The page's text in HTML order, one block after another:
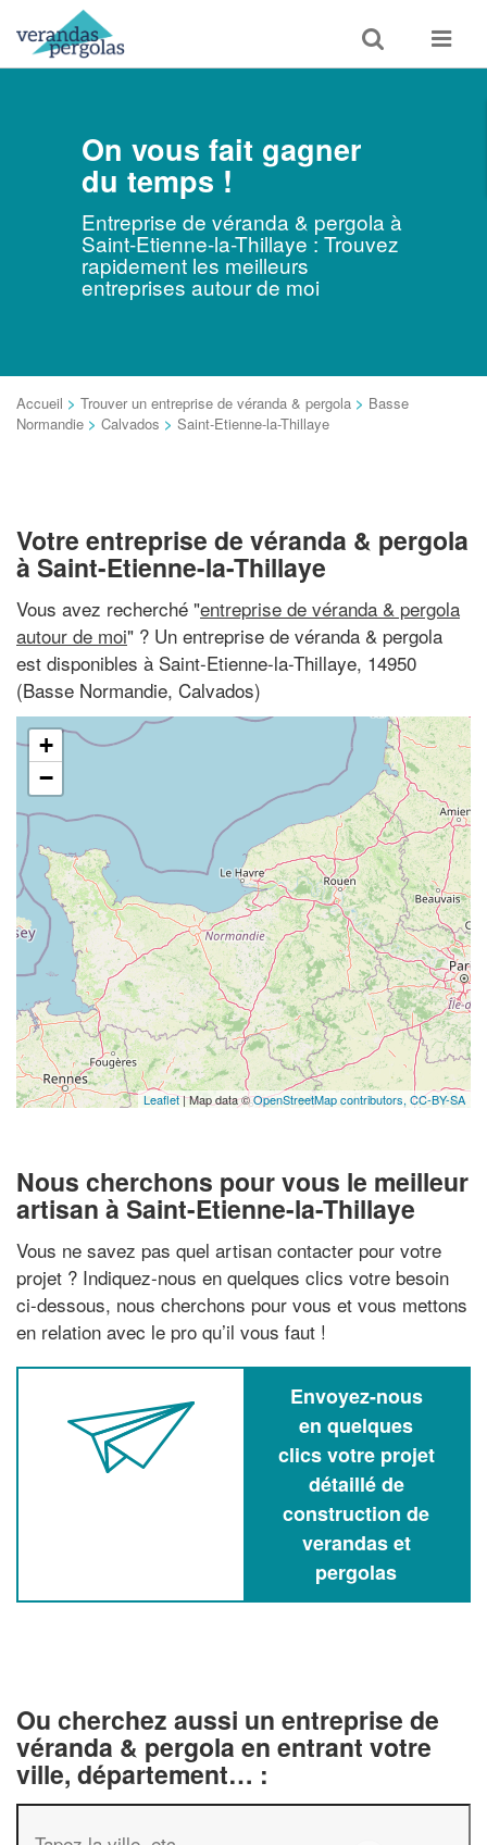
Toggle
search
Toggle
On vous fait gagner
du temps !
Entreprise de véranda & pergola à
Saint-Etienne-la-Thillaye : Trouvez
rapidement les meilleurs
entreprises autour de moi
Accueil > Trouver un entreprise de véranda & pergola > Basse
Normandie > Calvados > Saint-Etienne-la-Thillaye
Votre entreprise de véranda & pergola
à Saint-Etienne-la-Thillaye
Vous avez recherché "entreprise de véranda & pergola
autour de moi" ? Un entreprise de véranda & pergola
est disponibles à Saint-Etienne-la-Thillaye, 14950
(Basse Normandie, Calvados)
+
−
Leaflet| Map data ©OpenStreetMap contributors, CC-BY-SA
Nous cherchons pour vous le meilleur
artisan à Saint-Etienne-la-Thillaye
Vous ne savez pas quel artisan contacter pour votre
projet ? Indiquez-nous en quelques clics votre besoin
ci-dessous, nous cherchons pour vous et vous mettons
en relation avec le pro qu’il vous faut !
Envoyez-nous
en quelques
clics votre projet
détaillé de
construction de
verandas et
pergolas
Ou cherchez aussi un entreprise de
véranda & pergola en entrant votre
ville, département… :